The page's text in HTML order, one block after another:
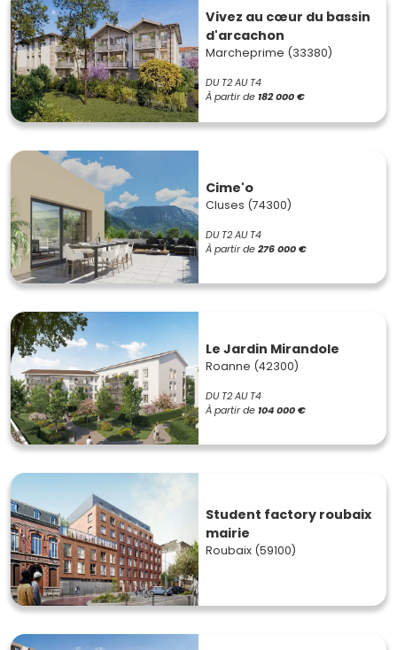
Vivez au cœur du bassin
d'arcachon
Marcheprime (33380)
DU T2 AU T4
À partir de 182 000 €
Cime'o
Cluses (74300)
DU T2 AU T4
À partir de276 000 €
Le Jardin Mirandole
Roanne (42300)
DU T2 AU T4
À partir de 104 000 €
Student factory roubaix
mairie
Roubaix (59100)